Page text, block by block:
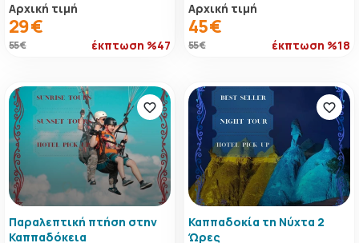
Αρχική τιμή
29 €
55 € έκπτωση %47
Αρχική τιμή
45 €
55 € έκπτωση %18
Παραλεπτική πτήση στην
Καππαδόκεια
Καππαδοκία τη Νύχτα 2
Ώρες